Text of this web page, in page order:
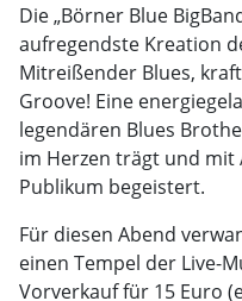
Die „Börner Blue
aufregendste Kreation
Mitreißender Blues,
Groove! Eine
legendären Blues
im Herzen trägt und mit
Publikum begeistert.
Für diesen Abend
einen Tempel der Live-
Vorverkauf für 15 Euro